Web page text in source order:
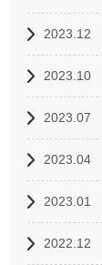
2023.12
2023.10
2023.07
2023.04
2023.01
2022.12